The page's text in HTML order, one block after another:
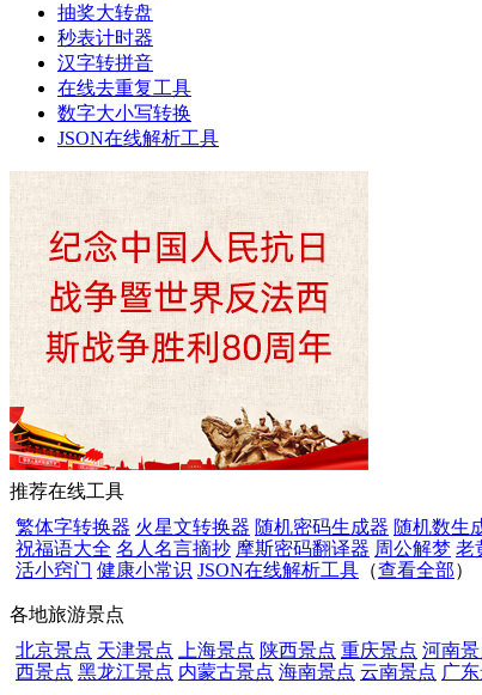
抽奖大转盘
秒表计时器
汉字转拼音
在线去重复工具
数字大小写转换
JSON在线解析工具
推荐在线工具
繁体字转换器 火星文转换器 随机密码生成器 随机数生
祝福语大全 名人名言摘抄 摩斯密码翻译器 周公解梦 老
活小窍门 健康小常识 JSON在线解析工具 （查看全部）
各地旅游景点
北京景点 天津景点 上海景点 陕西景点 重庆景点 河南
西景点 黑龙江景点 内蒙古景点 海南景点 云南景点 广